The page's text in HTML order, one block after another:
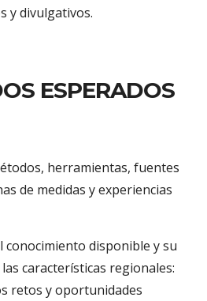
y divulgativos.
ESPERADOS
herramientas, fuentes
de medidas y experiencias
conocimiento disponible y su
características regionales:
retos y oportunidades